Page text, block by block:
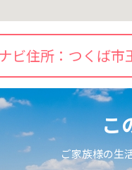
ビ住所： つくば
こ
ご家族様の⽣